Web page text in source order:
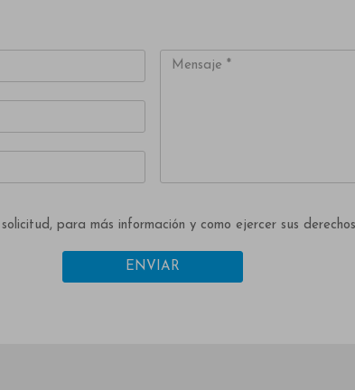
para más información y como ejercer sus
ENVIAR